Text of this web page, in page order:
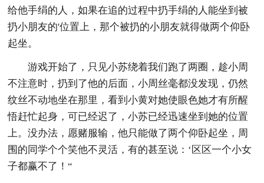
给他手绢的人，如果在追的过程中扔手绢的人能坐到被
扔小朋友的'位置上，那个被扔的小朋友就得做两个仰卧
起坐。
游戏开始了，只见小苏绕着我们跑了两圈，趁小周
不注意时，扔到了他的后面，小周丝毫都没发现，仍然
纹丝不动地坐在那里，看到小黄对她使眼色她才有所醒
悟赶忙起身，可已经迟了，小苏已经迅速坐到她的位置
上。没办法，愿赌服输，他只能做了两个仰卧起坐，周
围的同学个个笑他不灵活，有的甚至说：‘区区一个小女
子都赢不了！“